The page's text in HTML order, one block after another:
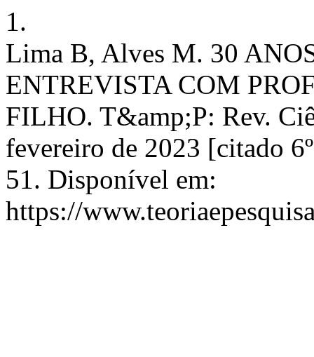
1.
Lima B, Alves M. 30
ENTREVISTA COM
FILHO. T&amp;P: Rev.
fevereiro de 2023 [citado
51. Disponível em:
https://